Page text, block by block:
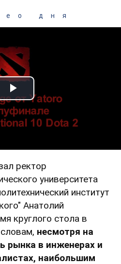
дня
Play Video
ректор
университета
институт
Анатолий
круглого стола в
несмотря на
рынка в инженерах и
наибольшим